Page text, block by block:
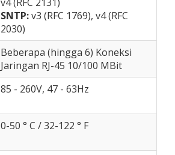
SNTP:v3 (RFC 1769), v4 (RFC
2030)
Beberapa (hingga 6) Koneksi
Jaringan RJ-45 10/100 MBit
85 - 260V, 47 - 63Hz
0-50 ° C / 32-122 ° F